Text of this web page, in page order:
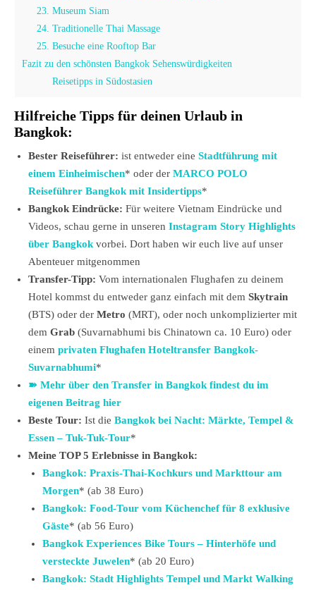
23. Museum Siam
24. Traditionelle Thai Massage
25. Besuche eine Rooftop Bar
Fazit zu den schönsten Bangkok Sehenswürdigkeiten
Reisetipps in Südostasien
Hilfreiche Tipps für deinen Urlaub in
Bangkok:
Bester Reiseführer: ist entweder eine Stadtführung mit
einem Einheimischen* oder der MARCO POLO
Reiseführer Bangkok mit Insidertipps*
Bangkok Eindrücke: Für weitere Vietnam Eindrücke und
Videos, schau gerne in unseren Instagram Story Highlights
über Bangkokvorbei. Dort haben wir euch live auf unser
Abenteuer mitgenommen
Transfer-Tipp: Vom internationalen Flughafen zu deinem
Hotel kommst du entweder ganz einfach mit dem Skytrain
(BTS) oder der Metro (MRT), oder noch unkomplizierter mit
dem Grab (Suvarnabhumi bis Chinatown ca. 10 Euro) oder
einem privaten Flughafen Hoteltransfer Bangkok-
Suvarnabhumi*
➽ Mehr über den Transfer in Bangkok findest du im
eigenen Beitrag hier
Beste Tour: Ist die Bangkok bei Nacht: Märkte, Tempel &
Essen – Tuk-Tuk-Tour*
Meine TOP 5 Erlebnisse in Bangkok:
Bangkok: Praxis-Thai-Kochkurs und Markttour am
Morgen* (ab 38 Euro)
Bangkok: Food-Tour vom Küchenchef für 8 exklusive
Gäste* (ab 56 Euro)
Bangkok Experiences Bike Tours – Hinterhöfe und
versteckte Juwelen* (ab 20 Euro)
Bangkok: Stadt Highlights Tempel und Markt Walking